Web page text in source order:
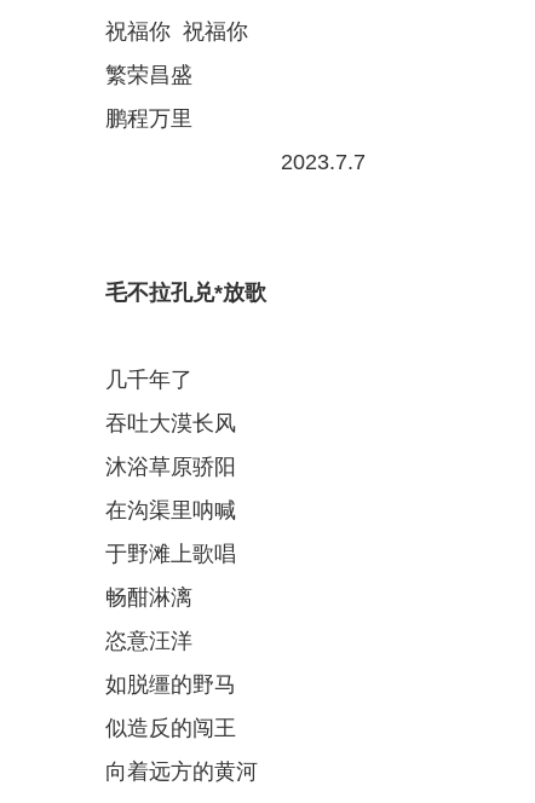
祝福你 祝福你
繁荣昌盛
鹏程万里
2023.7.7
毛不拉孔兑*放歌
几千年了
吞吐大漠长风
沐浴草原骄阳
在沟渠里呐喊
于野滩上歌唱
畅酣淋漓
恣意汪洋
如脱缰的野马
似造反的闯王
向着远方的黄河